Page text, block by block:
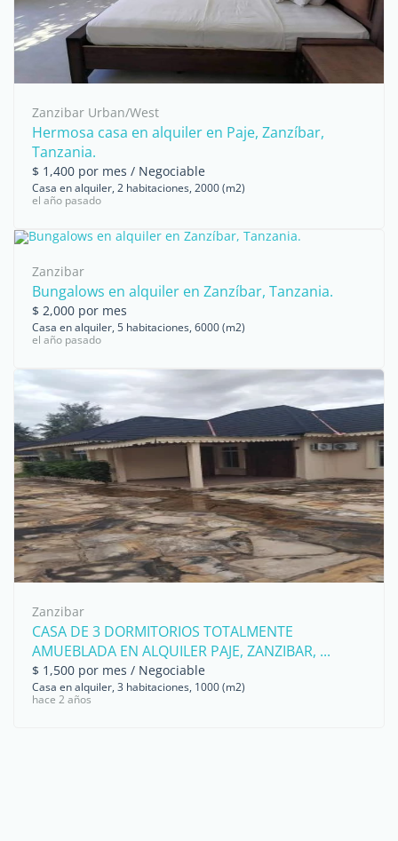
Zanzibar Urban/West
Hermosa casa en alquiler en Paje, Zanzíbar,
Tanzania.
$ 1,400 por mes / Negociable
Casa en alquiler, 2 habitaciones, 2000 (m2)
el año pasado
Zanzibar
Bungalows en alquiler en Zanzíbar, Tanzania.
$ 2,000 por mes
Casa en alquiler, 5 habitaciones, 6000 (m2)
el año pasado
Zanzibar
CASA DE 3 DORMITORIOS TOTALMENTE
AMUEBLADA EN ALQUILER PAJE, ZANZIBAR, ...
$ 1,500 por mes / Negociable
Casa en alquiler, 3 habitaciones, 1000 (m2)
hace 2 años